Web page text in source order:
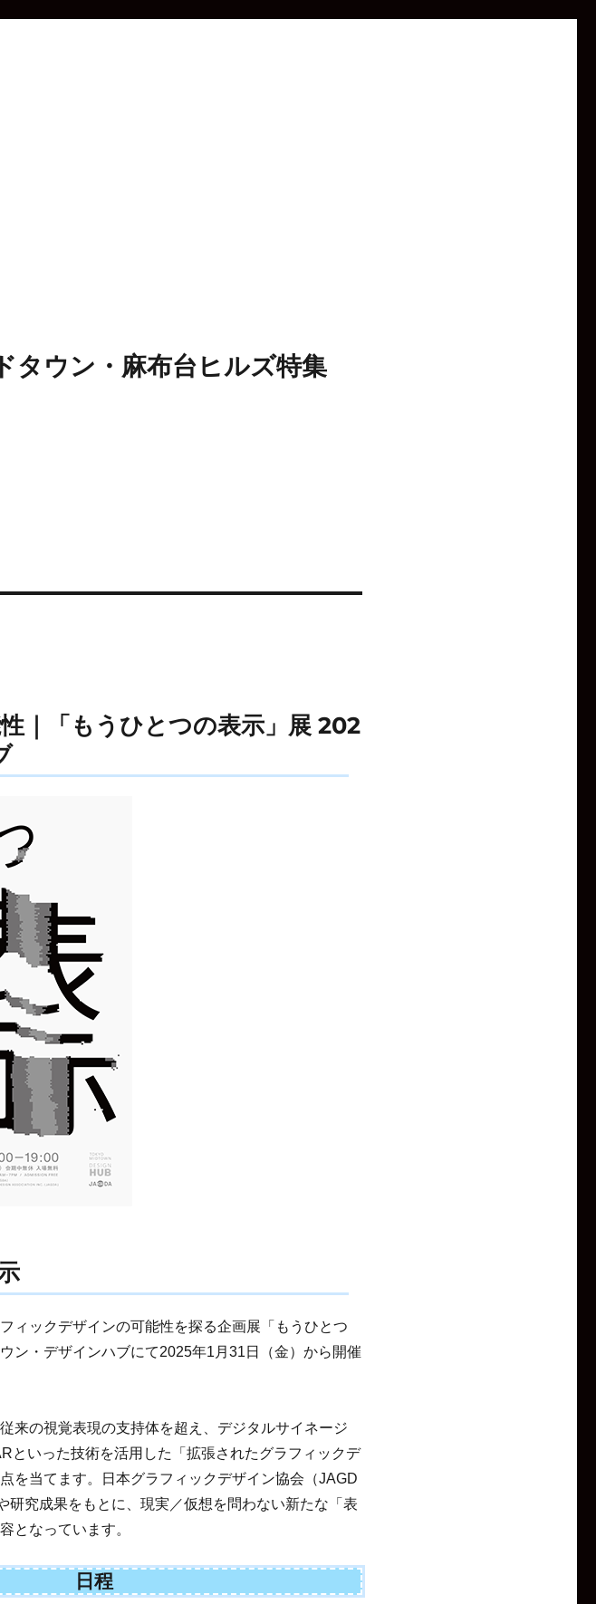
タウン・麻布台ヒルズ特集
｜「もうひとつの表示」展 202
ィックデザインの可能性を探る企画展「もうひとつ
ン・デザインハブにて2025年1月31日（金）から開催
来の視覚表現の支持体を超え、デジタルサイネージ
といった技術を活用した「拡張されたグラフィックデ
を当てます。日本グラフィックデザイン協会（JAGD
研究成果をもとに、現実／仮想を問わない新たな「表
となっています。
日程